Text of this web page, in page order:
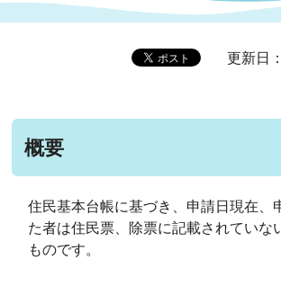
更新日
概要
住民基本台帳に基づき、申請日現在、
た者は住民票、除票に記載されていな
ものです。